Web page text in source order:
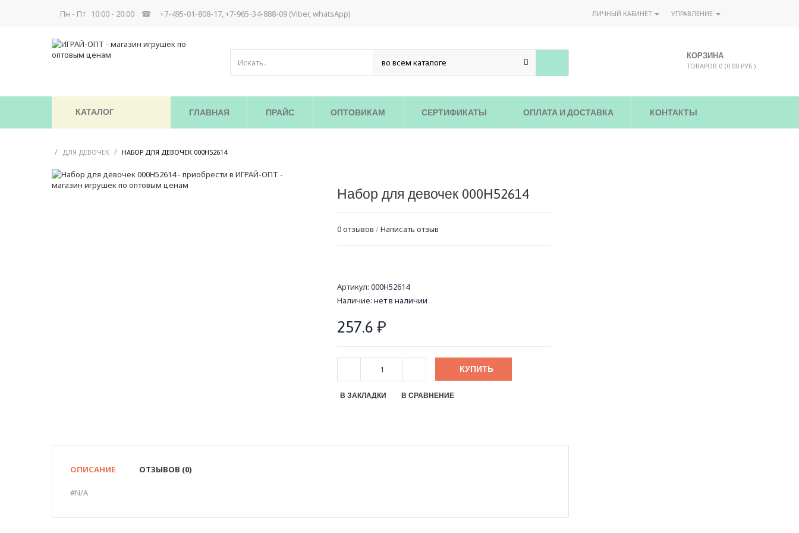
Пн - Пт 10:00 - 20:00 ☎ +7-495-01-808-17, +7-965-34-888-09 (Viber, whatsApp) ЛИЧНЫЙ КАБИНЕТ УПРАВЛЕНИЕ
КОРЗИНА
ТОВАРОВ 0 (0.00 РУБ.)
КАТАЛОГ ГЛАВНАЯ ПРАЙС ОПТОВИКАМ СЕРТИФИКАТЫ ОПЛАТА И ДОСТАВКА КОНТАКТЫ
/ ДЛЯ ДЕВОЧЕК / НАБОР ДЛЯ ДЕВОЧЕК 000Н52614
Набор для девочек 000Н52614
0 отзывов /Написать отзыв
Артикул: 000Н52614
Наличие: нет в наличии
257.6 ₽
КУПИТЬ
В ЗАКЛАДКИ В СРАВНЕНИЕ
ОПИСАНИЕ ОТЗЫВОВ (0)
#N/A